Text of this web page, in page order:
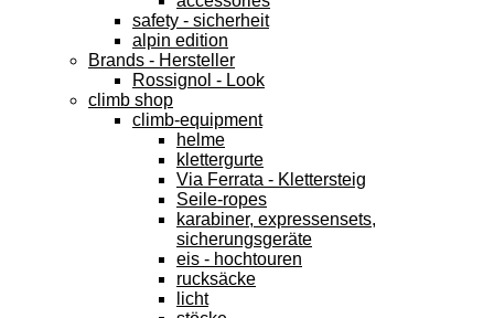
safety - sicherheit
alpin edition
Brands - Hersteller
Rossignol - Look
climb shop
climb-equipment
helme
klettergurte
Via Ferrata - Klettersteig
Seile-ropes
karabiner, expressensets,
sicherungsgeräte
eis - hochtouren
rucksäcke
licht